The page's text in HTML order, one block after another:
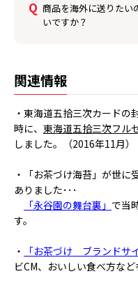
商品を海外に送りたい
いですか？
関連情報
・東海道五拾三次カードの
時に、 東海道五拾三次フル
しました。（2016年11月）
・「お茶づけ海苔」が世
ありました･･･
「永谷園の舞台裏」 で当
す。
・ 「お茶づけ ブランドサイ
ビCM、おいしい食べ方など